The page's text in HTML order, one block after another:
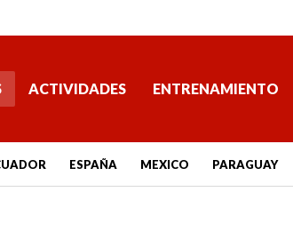
ACTIVIDADES ENTRENAMIENTO
ESPAÑA MEXICO PARAGUAY